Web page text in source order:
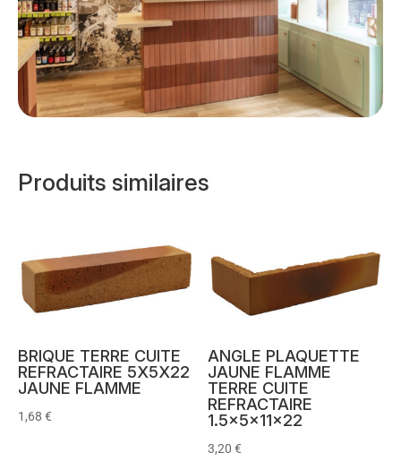
Produits similaires
BRIQUE TERRE CUITE
REFRACTAIRE 5X5X22
JAUNE FLAMME
1,68 €
ANGLE PLAQUETTE
JAUNE FLAMME
TERRE CUITE
REFRACTAIRE
1.5x5x11x22
3,20€